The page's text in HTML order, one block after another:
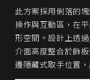
此方案採用俐落的
操作與互動區，在
形空間。設計上透
介面高度整合於飾
邊隱藏式取手位置